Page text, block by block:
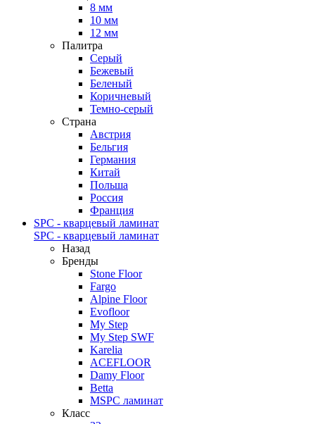
8 мм
10 мм
12 мм
Палитра
Серый
Бежевый
Беленый
Коричневый
Темно-серый
Страна
Австрия
Бельгия
Германия
Китай
Польша
Россия
Франция
SPC - кварцевый ламинат
SPC - кварцевый ламинат
Назад
Бренды
Stone Floor
Fargo
Alpine Floor
Evofloor
My Step
My Step SWF
Karelia
ACEFLOOR
Damy Floor
Betta
MSPC ламинат
Класс